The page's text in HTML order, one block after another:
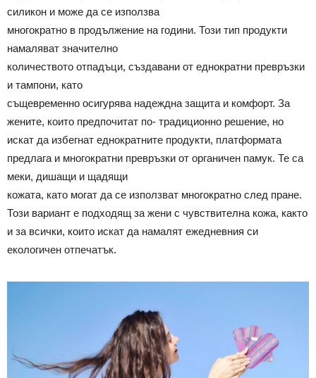
силикон и може да се използва
многократно в продължение на години. Този тип продукти
намаляват значително
количеството отпадъци, създавани от еднократни превръзки
и тампони, като
същевременно осигурява надеждна защита и комфорт. За
жените, които предпочитат по- традиционно решение, но
искат да избегнат еднократните продукти, платформата
предлага и многократни превръзки от органичен памук. Те са
меки, дишащи и щадящи
кожата, като могат да се използват многократно след пране.
Този вариант е подходящ за жени с чувствителна кожа, както
и за всички, които искат да намалят ежедневния си
екологичен отпечатък.